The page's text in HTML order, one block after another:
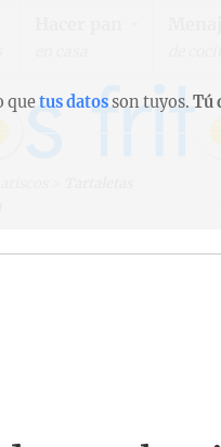
quetus datosson tuyos. Tú